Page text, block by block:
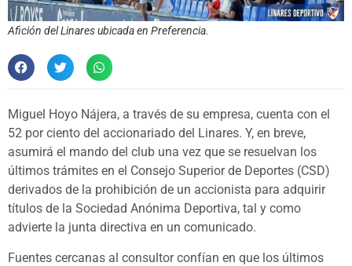
Afición del Linares ubicada en Preferencia.
Miguel Hoyo Nájera, a través de su empresa, cuenta con el
52 por ciento del accionariado del Linares. Y, en breve,
asumirá el mando del club una vez que se resuelvan los
últimos trámites en el Consejo Superior de Deportes (CSD)
derivados de la prohibición de un accionista para adquirir
títulos de la Sociedad Anónima Deportiva, tal y como
advierte la junta directiva en un comunicado.
Fuentes cercanas al consultor confían en que los últimos